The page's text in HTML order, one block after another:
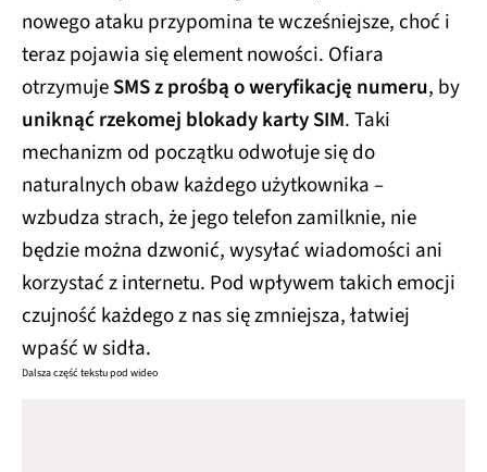
nowego ataku przypomina te wcześniejsze, choć i
teraz pojawia się element nowości. Ofiara
otrzymujeSMS z prośbą o weryfikację numeru, by
uniknąć rzekomej blokady karty SIM. Taki
mechanizm od początku odwołuje się do
naturalnych obaw każdego użytkownika –
wzbudza strach, że jego telefon zamilknie, nie
będzie można dzwonić, wysyłać wiadomości ani
korzystać z internetu. Pod wpływem takich emocji
czujność każdego z nas się zmniejsza, łatwiej
wpaść w sidła.
Dalsza część tekstu pod wideo